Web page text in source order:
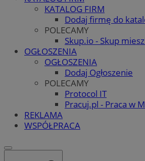
KATALOG FIRM
Dodaj firmę do
POLECAMY
Skup.io - Skup
OGŁOSZENIA
OGŁOSZENIA
Dodaj Ogłoszenie
POLECAMY
Protocol IT
Pracuj.pl - Praca w
REKLAMA
WSPÓŁPRACA